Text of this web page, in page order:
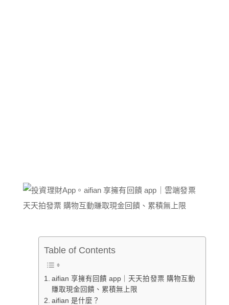
Table of Contents
aifian 享擁有回饋 app｜天天拍發票 購物互動
賺取現金回饋、累積無上限
aifian 是什麼？